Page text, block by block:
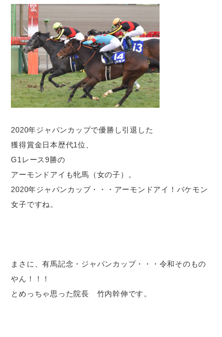
2020年ジャパンカップで優勝し引退した
獲得賞金日本歴代1位、
G1レース9勝の
アーモンドアイも牝馬（女の子）。
2020年ジャパンカップ・・・アーモンドアイ！バケモン
女子ですね。
まさに、有馬記念・ジャパンカップ・・・令和そのもの
やん！！！
とめっちゃ思った院長 竹内幹伸です。